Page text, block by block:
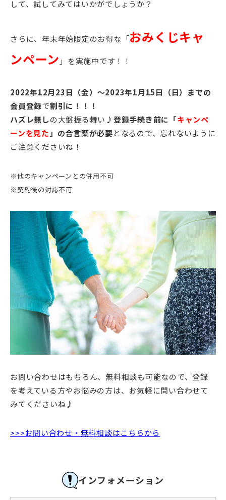
して、試してみてはいかがでしょうか？
さらに、年末年始限定のお得な「おみくじキャ
ンペーン 」を実施中です！！
2022年12月23日（金）～2023年1月15日（日）までの
会員登録で割引に！！！
ハズレ無しの大盤振る舞い♪ 登録手続き前に「キャンペ
ーンを見た」の合言葉が必要となるので、忘れないように
ご注意くださいね！
※他のキャンペーンとの併用不可
※契約後の対応不可
お問い合わせはもちろん、無料相談も可能なので、登録
を考えている方やお悩みの方は、お気軽に問い合わせて
みてくださいね♪
>>>お問い合わせ・無料相談はこちらから
インフォメーション